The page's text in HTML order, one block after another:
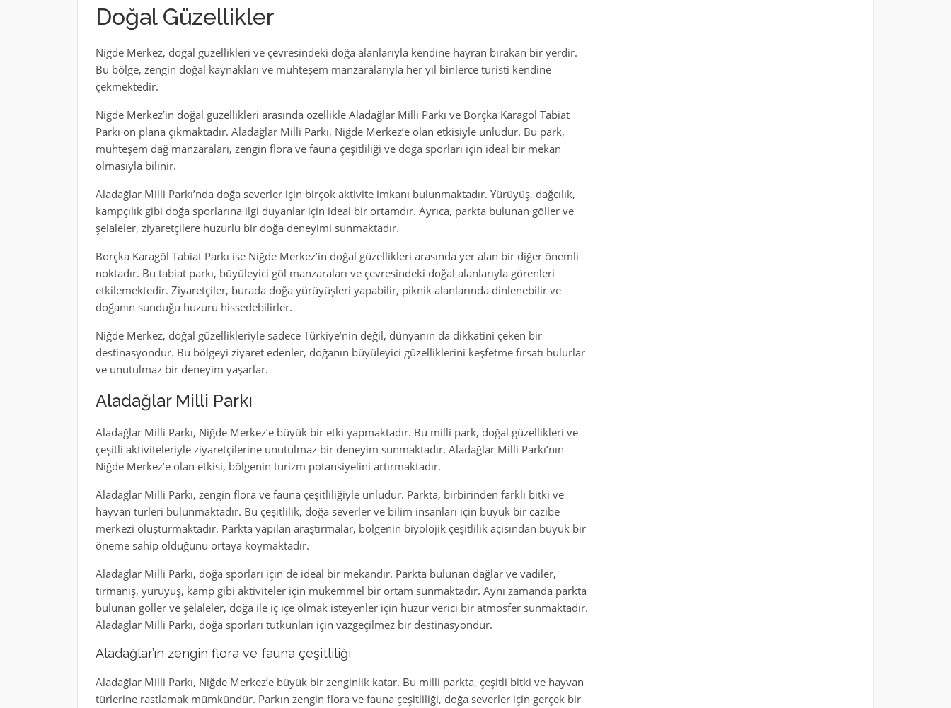
Doğal Güzellikler
Niğde Merkez, doğal güzellikleri ve çevresindeki doğa alanlarıyla kendine hayran bırakan bir yerdir.
Bu bölge, zengin doğal kaynakları ve muhteşem manzaralarıyla her yıl binlerce turisti kendine
çekmektedir.
Niğde Merkez’in doğal güzellikleri arasında özellikle Aladağlar Milli Parkı ve Borçka Karagöl Tabiat
Parkı ön plana çıkmaktadır. Aladağlar Milli Parkı, Niğde Merkez’e olan etkisiyle ünlüdür. Bu park,
muhteşem dağ manzaraları, zengin flora ve fauna çeşitliliği ve doğa sporları için ideal bir mekan
olmasıyla bilinir.
Aladağlar Milli Parkı’nda doğa severler için birçok aktivite imkanı bulunmaktadır. Yürüyüş, dağcılık,
kampçılık gibi doğa sporlarına ilgi duyanlar için ideal bir ortamdır. Ayrıca, parkta bulunan göller ve
şelaleler, ziyaretçilere huzurlu bir doğa deneyimi sunmaktadır.
Borçka Karagöl Tabiat Parkı ise Niğde Merkez’in doğal güzellikleri arasında yer alan bir diğer önemli
noktadır. Bu tabiat parkı, büyüleyici göl manzaraları ve çevresindeki doğal alanlarıyla görenleri
etkilemektedir. Ziyaretçiler, burada doğa yürüyüşleri yapabilir, piknik alanlarında dinlenebilir ve
doğanın sunduğu huzuru hissedebilirler.
Niğde Merkez, doğal güzellikleriyle sadece Türkiye’nin değil, dünyanın da dikkatini çeken bir
destinasyondur. Bu bölgeyi ziyaret edenler, doğanın büyüleyici güzelliklerini keşfetme fırsatı bulurlar
ve unutulmaz bir deneyim yaşarlar.
Aladağlar Milli Parkı
Aladağlar Milli Parkı, Niğde Merkez’e büyük bir etki yapmaktadır. Bu milli park, doğal güzellikleri ve
çeşitli aktiviteleriyle ziyaretçilerine unutulmaz bir deneyim sunmaktadır. Aladağlar Milli Parkı’nın
Niğde Merkez’e olan etkisi, bölgenin turizm potansiyelini artırmaktadır.
Aladağlar Milli Parkı, zengin flora ve fauna çeşitliliğiyle ünlüdür. Parkta, birbirinden farklı bitki ve
hayvan türleri bulunmaktadır. Bu çeşitlilik, doğa severler ve bilim insanları için büyük bir cazibe
merkezi oluşturmaktadır. Parkta yapılan araştırmalar, bölgenin biyolojik çeşitlilik açısından büyük bir
öneme sahip olduğunu ortaya koymaktadır.
Aladağlar Milli Parkı, doğa sporları için de ideal bir mekandır. Parkta bulunan dağlar ve vadiler,
tırmanış, yürüyüş, kamp gibi aktiviteler için mükemmel bir ortam sunmaktadır. Aynı zamanda parkta
bulunan göller ve şelaleler, doğa ile iç içe olmak isteyenler için huzur verici bir atmosfer sunmaktadır.
Aladağlar Milli Parkı, doğa sporları tutkunları için vazgeçilmez bir destinasyondur.
Aladağlar’ın zengin flora ve fauna çeşitliliği
Aladağlar Milli Parkı, Niğde Merkez’e büyük bir zenginlik katar. Bu milli parkta, çeşitli bitki ve hayvan
türlerine rastlamak mümkündür. Parkın zengin flora ve fauna çeşitliliği, doğa severler için gerçek bir